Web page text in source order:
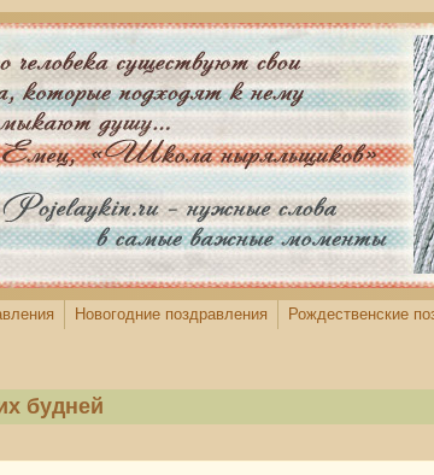
Новогодние поздравления Рождественские
будней